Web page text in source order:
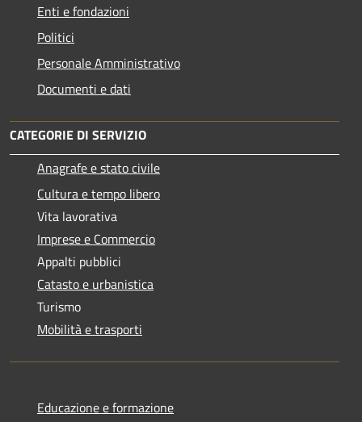
Enti e fondazioni
Politici
Personale Amministrativo
Documenti e dati
CATEGORIE DI SERVIZIO
Anagrafe e stato civile
Cultura e tempo libero
Vita lavorativa
Imprese e Commercio
Appalti pubblici
Catasto e urbanistica
Turismo
Mobilità e trasporti
Educazione e formazione